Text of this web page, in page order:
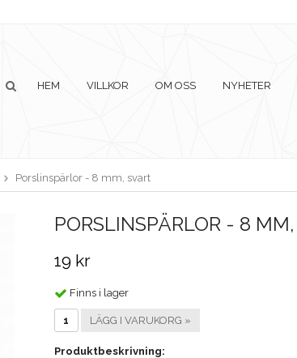
HEM VILLKOR OM OSS NYHETER
Porslinspärlor - 8 mm, svart
PORSLINSPÄRLOR - 8
19 kr
Finns i lager
LÄGG I VARUKORG »
Produktbeskrivning: